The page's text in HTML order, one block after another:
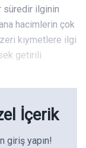
süredir ilginin
hacimlerin çok
kıymetlere ilgi
getirili
İçerik
giriş yapın!